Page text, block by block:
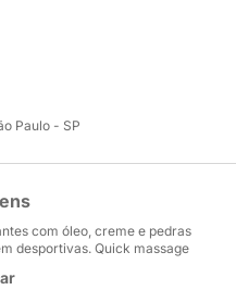
Paulo - SP
com óleo, creme e pedras
desportivas. Quick massage